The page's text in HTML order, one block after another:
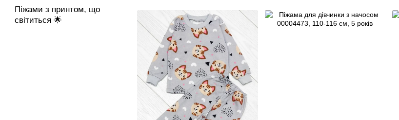
Піжами з принтом, що
світиться 🌟